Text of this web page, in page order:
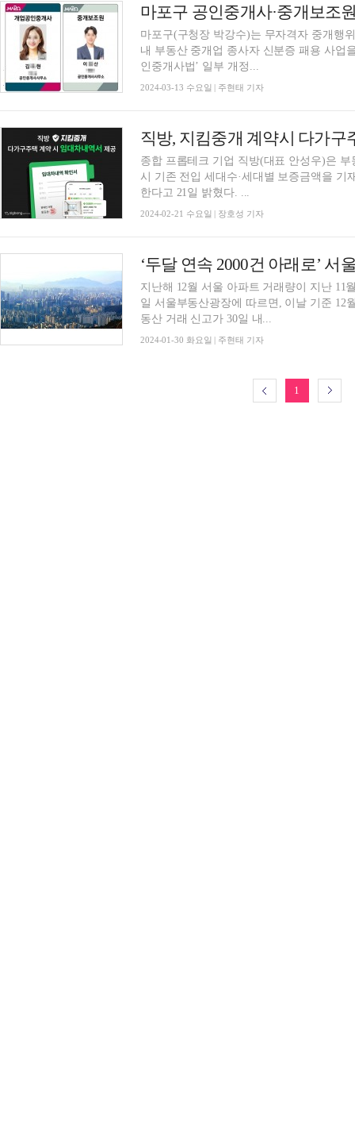
마포구 공인중개사·중개보조
마포구(구청장 박강수)는 무자격자 중개행
내 부동산 중개업 종사자 신분증 패용 사업을 전면
인중개사법’ 일부 개정...
2024-03-13 수요일 | 주현태 기자
직방, 지킴중개 계약시 다가구
종합 프롭테크 기업 직방(대표 안성우)은
시 기존 전입 세대수·세대별 보증금액을 기
한다고 21일 밝혔다. ...
2024-02-21 수요일 | 장호성 기자
지난해 12월 서울 아파트 거래량이 지난 11
일 서울부동산광장에 따르면, 이날 기준 12
동산 거래 신고가 30일 내...
2024-01-30 화요일 | 주현태 기자
1